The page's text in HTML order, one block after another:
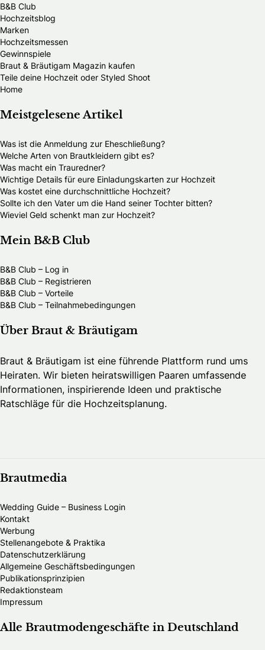
B&B Club
Hochzeitsblog
Marken
Hochzeitsmessen
Gewinnspiele
Braut & Bräutigam Magazin kaufen
Teile deine Hochzeit oder Styled Shoot
Home
Meistgelesene Artikel
Was ist die Anmeldung zur Eheschließung?
Welche Arten von Brautkleidern gibt es?
Was macht ein Trauredner?
Wichtige Details für eure Einladungskarten zur Hochzeit
Was kostet eine durchschnittliche Hochzeit?
Sollte ich den Vater um die Hand seiner Tochter bitten?
Wieviel Geld schenkt man zur Hochzeit?
Mein B&B Club
B&B Club – Log in
B&B Club – Registrieren
B&B Club – Vorteile
B&B Club – Teilnahmebedingungen
Über Braut & Bräutigam
Braut & Bräutigam ist eine führende Plattform rund ums
Heiraten. Wir bieten heiratswilligen Paaren umfassende
Informationen, inspirierende Ideen und praktische
Ratschläge für die Hochzeitsplanung.
Brautmedia
Wedding Guide – Business Login
Kontakt
Werbung
Stellenangebote & Praktika
Datenschutzerklärung
Allgemeine Geschäftsbedingungen
Publikationsprinzipien
Redaktionsteam
Impressum
Alle Brautmodengeschäfte in Deutschland